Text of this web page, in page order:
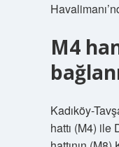
M4
Kadıköy-
hattı (M4) ile